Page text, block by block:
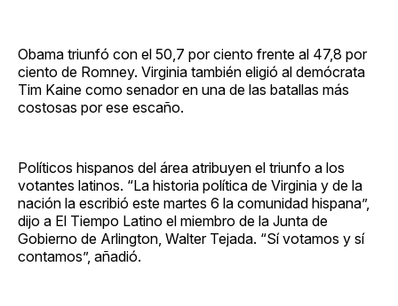
Obama triunfó con el 50,7 por ciento frente al 47,8 por
ciento de Romney. Virginia también eligió al demócrata
Tim Kaine como senador en una de las batallas más
costosas por ese escaño.
Políticos hispanos del área atribuyen el triunfo a los
votantes latinos. “La historia política de Virginia y de la
nación la escribió este martes 6 la comunidad hispana”,
dijo a El Tiempo Latino el miembro de la Junta de
Gobierno de Arlington, Walter Tejada. “Sí votamos y sí
contamos”, añadió.